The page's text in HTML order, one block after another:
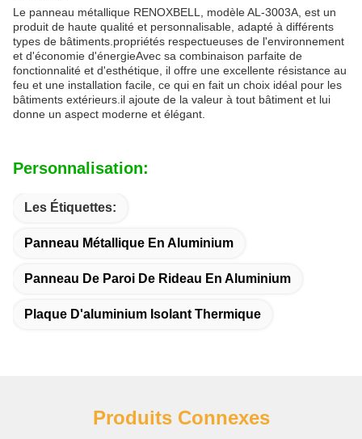
Le panneau métallique RENOXBELL, modèle AL-3003A, est un
produit de haute qualité et personnalisable, adapté à différents
types de bâtiments.propriétés respectueuses de l'environnement
et d'économie d'énergieAvec sa combinaison parfaite de
fonctionnalité et d'esthétique, il offre une excellente résistance au
feu et une installation facile, ce qui en fait un choix idéal pour les
bâtiments extérieurs.il ajoute de la valeur à tout bâtiment et lui
donne un aspect moderne et élégant.
Personnalisation:
Les Étiquettes:
Panneau Métallique En Aluminium
Panneau De Paroi De Rideau En Aluminium
Plaque D'aluminium Isolant Thermique
Produits Connexes